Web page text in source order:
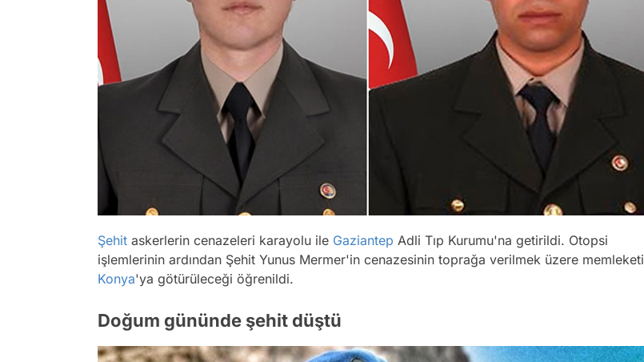
Şehit askerlerin cenazeleri karayolu ile Gaziantep Adli Tıp Kurumu'na getirildi. Otopsi
işlemlerinin ardından Şehit Yunus Mermer'in cenazesinin toprağa verilmek üzere memleketi
Konya'ya götürüleceği öğrenildi.
Doğum gününde şehit düştü